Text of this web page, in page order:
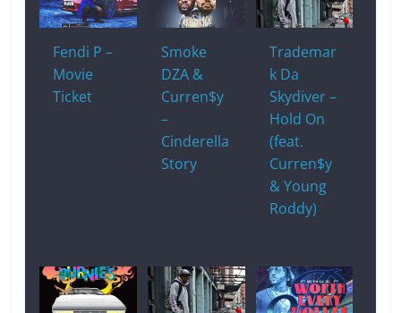
Fendi P –
Movie
Ticket
Smoke
DZA &
Curren$y
–
Cinderella
Story
Trademar
k Da
Skydiver –
Hold On
(feat.
Curren$y
& Young
Roddy)